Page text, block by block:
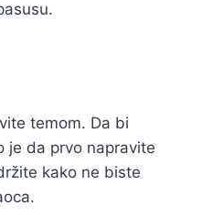
temom. Da bi
je da prvo napravite
kako ne biste